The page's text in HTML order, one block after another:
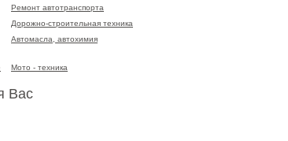
Ремонт автотранспорта
Дорожно-строительная техника
Автомасла, автохимия
Мото - техника
Вас